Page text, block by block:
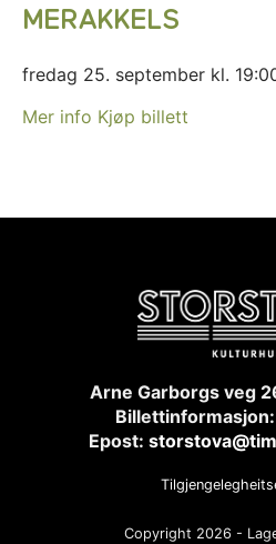
MERAKKELS
fredag 25. september kl.
Mer info Kjøp billett
Arne Garborgs veg
Billettinformasjon:
Epost:
Copyright 2026 -